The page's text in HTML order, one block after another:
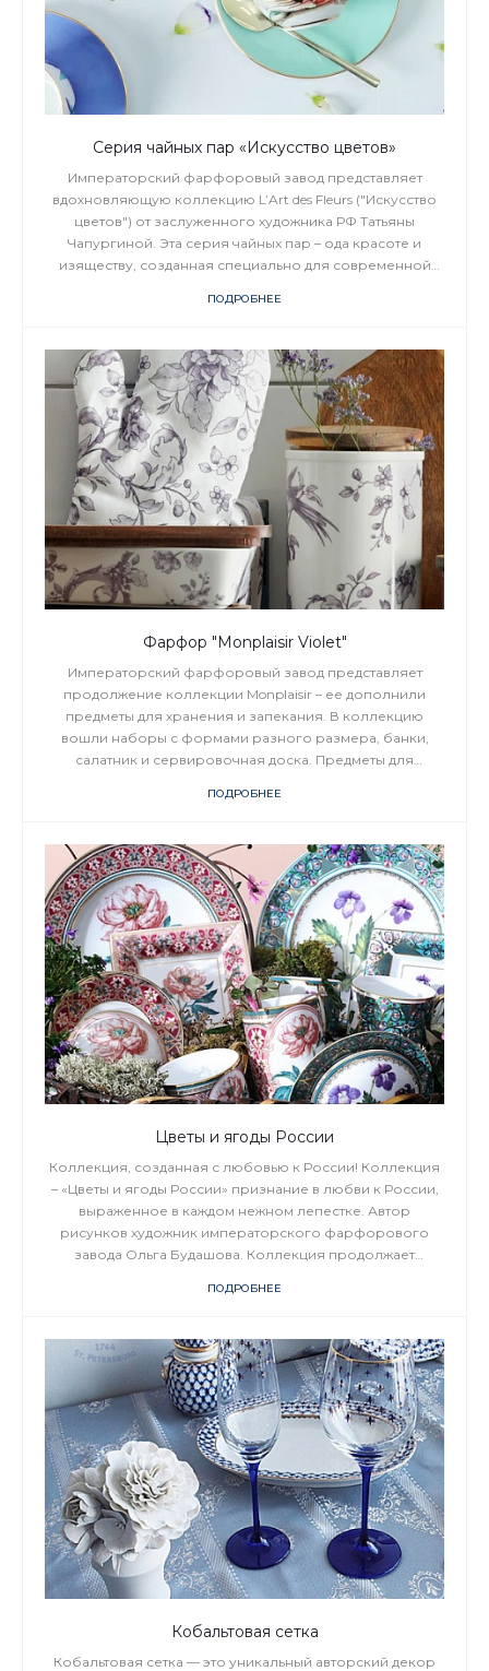
Серия чайных пар «Искусство цветов»
Императорский фарфоровый завод представляет
вдохновляющую коллекцию L’Art des Fleurs ("Искусство
цветов") от заслуженного художника РФ Татьяны
Чапургиной. Эта серия чайных пар – ода красоте и
изяществу, созданная специально для современной
ПОДРОБНЕЕ
Фарфор "Monplaisir Violet"
Императорский фарфоровый завод представляет
продолжение коллекции Monplaisir – ее дополнили
предметы для хранения и запекания. В коллекцию
вошли наборы с формами разного размера, банки,
салатник и сервировочная доска. Предметы для
акации – идеальное сочетание практичности и эстетики.
сохранят свежесть приготовленных блюд. При желании
крышки можно использовать как элементы сервировки,
а также как подставку под горячее.
ПОДРОБНЕЕ
Цветы и ягоды России
Коллекция, созданная с любовью к России! Коллекция
– «Цветы и ягоды России» признание в любви к России,
выраженное в каждом нежном лепестке. Автор
рисунков художник императорского фарфорового
завода Ольга Будашова. Коллекция продолжает
которые стали визитной карточкой её творчества.
ПОДРОБНЕЕ
Кобальтовая сетка
Кобальтовая сетка — это уникальный авторский декор